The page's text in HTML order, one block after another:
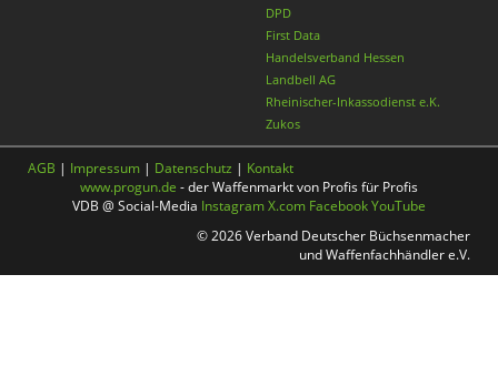
DPD
First Data
Handelsverband Hessen
Landbell AG
Rheinischer-Inkassodienst e.K.
Zukos
AGB | Impressum | Datenschutz | Kontakt
www.progun.de - der Waffenmarkt von Profis für Profis
VDB @ Social-Media InstagramX.com FacebookYouTube
© 2026 Verband Deutscher Büchsenmacher
und Waffenfachhändler e.V.